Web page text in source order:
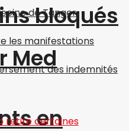
en
bloqués
Med